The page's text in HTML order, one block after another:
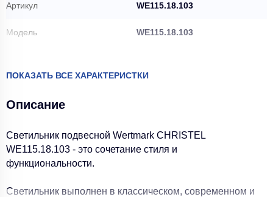
Артикул WE115.18.103
Модель WE115.18.103
Запрет обновления цены
поставщика
Нет
ПОКАЗАТЬ ВСЕ ХАРАКТЕРИСТКИ
Описание
Светильник подвесной Wertmark CHRISTEL
WE115.18.103 - это сочетание стиля и
функциональности.
Светильник выполнен в классическом, современном и